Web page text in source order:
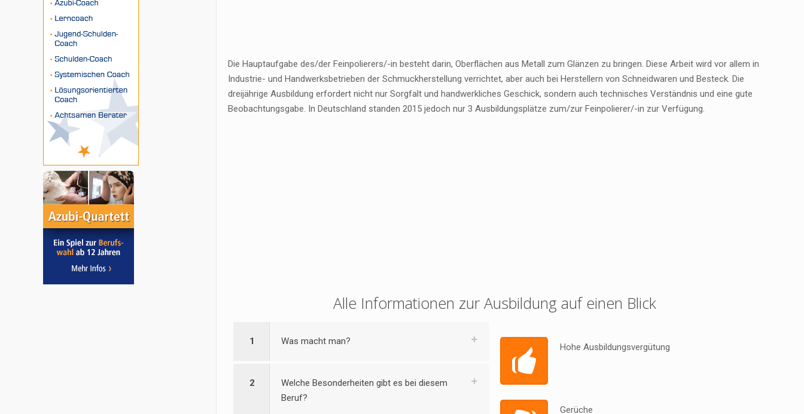
Die Hauptaufgabe des/der Feinpolierers/-in besteht darin, Oberflächen aus Metall zum Glänzen zu bringen. Diese Arbeit wird vor allem in
Industrie- und Handwerksbetrieben der Schmuckherstellung verrichtet, aber auch bei Herstellern von Schneidwaren und Besteck. Die
dreijährige Ausbildung erfordert nicht nur Sorgfalt und handwerkliches Geschick, sondern auch technisches Verständnis und eine gute
Beobachtungsgabe. In Deutschland standen 2015 jedoch nur 3 Ausbildungsplätze zum/zur Feinpolierer/-in zur Verfügung.
Alle Informationen zur Ausbildung auf einen Blick
1 Was macht man?
2
Welche Besonderheiten gibt es bei diesem
Beruf?
Hohe Ausbildungsvergütung
Gerüche